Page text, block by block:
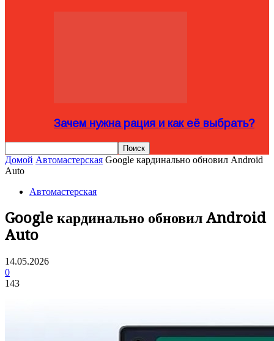
Зачем нужна рация и как её выбрать?
Домой Автомастерская Google кардинально обновил Android
Auto
Автомастерская
Google кардинально обновил Android
Auto
14.05.2026
0
143